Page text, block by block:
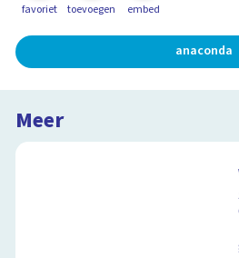
favoriet toevoegen embed
anaconda
Meer